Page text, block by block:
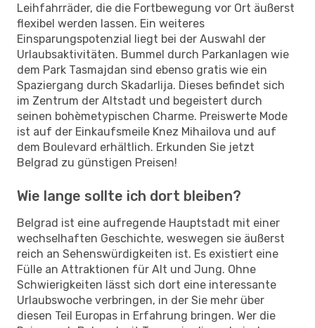
Leihfahrräder, die die Fortbewegung vor Ort äußerst
flexibel werden lassen. Ein weiteres
Einsparungspotenzial liegt bei der Auswahl der
Urlaubsaktivitäten. Bummel durch Parkanlagen wie
dem Park Tasmajdan sind ebenso gratis wie ein
Spaziergang durch Skadarlija. Dieses befindet sich
im Zentrum der Altstadt und begeistert durch
seinen bohèmetypischen Charme. Preiswerte Mode
ist auf der Einkaufsmeile Knez Mihailova und auf
dem Boulevard erhältlich. Erkunden Sie jetzt
Belgrad zu günstigen Preisen!
Wie lange sollte ich dort bleiben?
Belgrad ist eine aufregende Hauptstadt mit einer
wechselhaften Geschichte, weswegen sie äußerst
reich an Sehenswürdigkeiten ist. Es existiert eine
Fülle an Attraktionen für Alt und Jung. Ohne
Schwierigkeiten lässt sich dort eine interessante
Urlaubswoche verbringen, in der Sie mehr über
diesen Teil Europas in Erfahrung bringen. Wer die